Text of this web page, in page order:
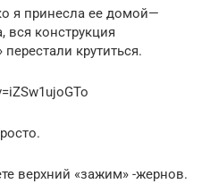
я принесла ее домой—
вся конструкция
крутиться.
верхний «зажим» -жернов.